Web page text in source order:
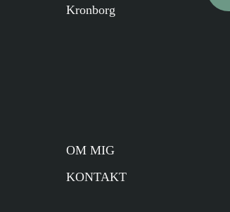
OM MIG
KONTAKT